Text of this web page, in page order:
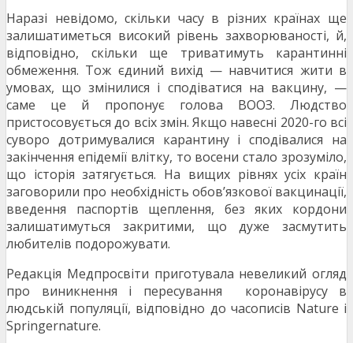
Наразі невідомо, скільки часу в різних країнах ще
залишатиметься високий рівень захворюваності, й,
відповідно, скільки ще триватимуть карантинні
обмеження. Тож єдиний вихід — навчитися жити в
умовах, що змінилися і сподіватися на вакцину, —
саме це й пропонує голова ВООЗ. Людство
пристосовується до всіх змін. Якщо навесні 2020-го всі
суворо дотримувалися карантину і сподівалися на
закінчення епідемії влітку, то восени стало зрозуміло,
що історія затягується. На вищих рівнях усіх країн
заговорили про необхідність обов’язкової вакцинації,
введення паспортів щеплення, без яких кордони
залишатимуться закритими, що дуже засмутить
любителів подорожувати.
Редакція Медпросвіти приготувала невеликий огляд
про виникнення і пересування коронавірусу в
людській популяції, відповідно до часописів Nature і
Springernature.